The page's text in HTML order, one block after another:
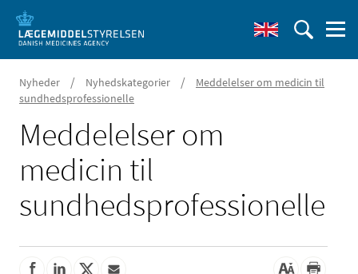
Nyheder / Nyhedskategorier /
Meddelelser om medicin til
sundhedsprofessionelle
Meddelelser om
medicin til
sundhedsprofessionelle